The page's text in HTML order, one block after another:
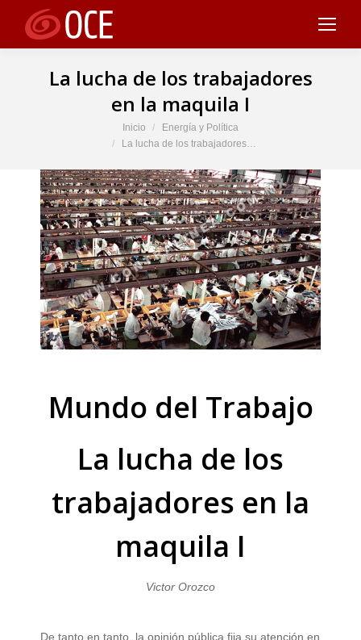
La lucha de los trabajadores
en la maquila I
Inicio
Energía y Política
La lucha de los trabajadores…
Mundo del Trabajo
La lucha de los
trabajadores en la
maquila I
Victor Orozco
De tanto en tanto, la opinión pública fija su atención en